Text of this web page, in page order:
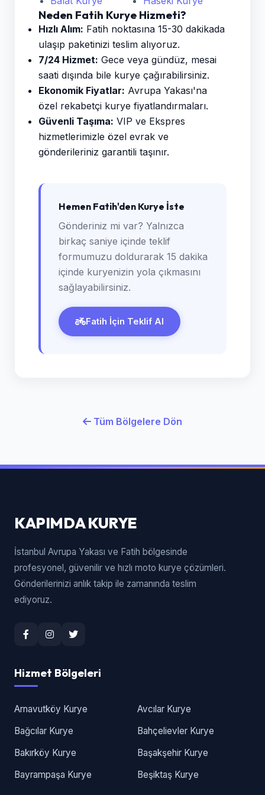
Neden Fatih Kurye Hizmeti?
Hızlı Alım: Fatih noktasına 15-30 dakikada
ulaşıp paketinizi teslim alıyoruz.
7/24 Hizmet: Gece veya gündüz, mesai
saati dışında bile kurye çağırabilirsiniz.
Ekonomik Fiyatlar: Avrupa Yakası'na
özel rekabetçi kurye fiyatlandırmaları.
Güvenli Taşıma: VIP ve Ekspres
hizmetlerimizle özel evrak ve
gönderileriniz garantili taşınır.
Hemen Fatih'den Kurye İste
Gönderiniz mi var? Yalnızca
birkaç saniye içinde teklif
formumuzu doldurarak 15 dakika
içinde kuryenizin yola çıkmasını
sağlayabilirsiniz.
Fatih İçin Teklif Al
Tüm Bölgelere Dön
KAPIMDA KURYE
İstanbul Avrupa Yakası ve Fatih bölgesinde
profesyonel, güvenilir ve hızlı moto kurye çözümleri.
Gönderilerinizi anlık takip ile zamanında teslim
ediyoruz.
Hizmet Bölgeleri
Arnavutköy Kurye
Avcılar Kurye
Bağcılar Kurye
Bahçelievler Kurye
Bakırköy Kurye
Başakşehir Kurye
Bayrampaşa Kurye
Beşiktaş Kurye